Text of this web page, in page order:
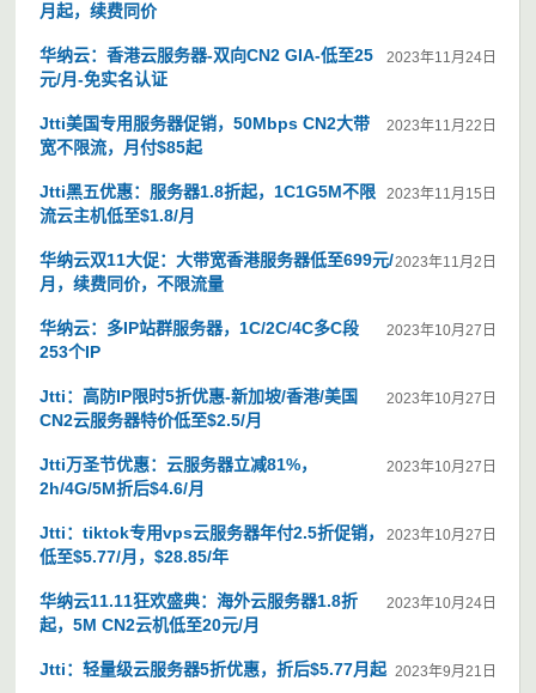
月起，续费同价
2023年11月24日
华纳云：香港云服务器-双向CN2 GIA-低至25
元/月-免实名认证
2023年11月22日
Jtti美国专用服务器促销，50Mbps CN2大带
宽不限流，月付$85起
2023年11月15日
Jtti黑五优惠：服务器1.8折起，1C1G5M不限
流云主机低至$1.8/月
2023年11月2日
华纳云双11大促：大带宽香港服务器低至699元/
月，续费同价，不限流量
2023年10月27日
华纳云：多IP站群服务器，1C/2C/4C多C段
253个IP
2023年10月27日
Jtti：高防IP限时5折优惠-新加坡/香港/美国
CN2云服务器特价低至$2.5/月
2023年10月27日
Jtti万圣节优惠：云服务器立减81%，
2h/4G/5M折后$4.6/月
2023年10月27日
Jtti：tiktok专用vps云服务器年付2.5折促销，
低至$5.77/月，$28.85/年
2023年10月24日
华纳云11.11狂欢盛典：海外云服务器1.8折
起，5M CN2云机低至20元/月
2023年9月21日
Jtti：轻量级云服务器5折优惠，折后$5.77月起